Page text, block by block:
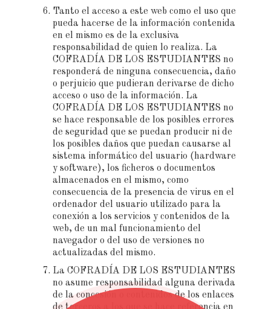
Tanto el acceso a este web como el uso que
pueda hacerse de la información contenida
en el mismo es de la exclusiva
responsabilidad de quien lo realiza. La
COFRADÍA DE LOS ESTUDIANTES no
responderá de ninguna consecuencia, daño
o perjuicio que pudieran derivarse de dicho
acceso o uso de la información. La
COFRADÍA DE LOS ESTUDIANTES no
se hace responsable de los posibles errores
de seguridad que se puedan producir ni de
los posibles daños que puedan causarse al
sistema informático del usuario (hardware
y software), los ficheros o documentos
almacenados en el mismo, como
consecuencia de la presencia de virus en el
ordenador del usuario utilizado para la
conexión a los servicios y contenidos de la
web, de un mal funcionamiento del
navegador o del uso de versiones no
actualizadas del mismo.
La COFRADÍA DE LOS ESTUDIANTES
no asume responsabilidad alguna derivada
de la concesión o contenidos de los enlaces